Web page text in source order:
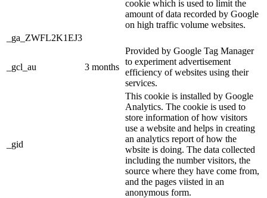
cookie which is used to limit the
amount of data recorded by Google
on high traffic volume websites.
_ga_ZWFL2K1EJ3
_gcl_au 3 months
Provided by Google Tag Manager
to experiment advertisement
efficiency of websites using their
services.
_gid
This cookie is installed by Google
Analytics. The cookie is used to
store information of how visitors
use a website and helps in creating
an analytics report of how the
wbsite is doing. The data collected
including the number visitors, the
source where they have come from,
and the pages viisted in an
anonymous form.